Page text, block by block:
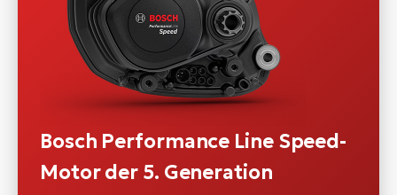
Bosch Performance Line Speed-
Motor der 5. Generation